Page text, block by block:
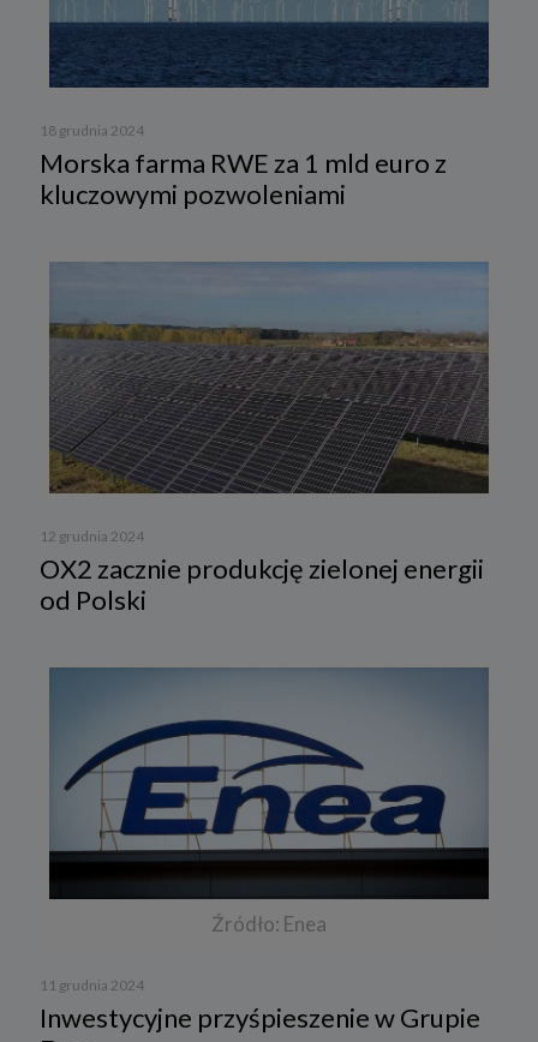
18 grudnia 2024
Morska farma RWE za 1 mld euro z
kluczowymi pozwoleniami
12 grudnia 2024
OX2 zacznie produkcję zielonej energii
od Polski
Źródło: Enea
11 grudnia 2024
Inwestycyjne przyśpieszenie w Grupie